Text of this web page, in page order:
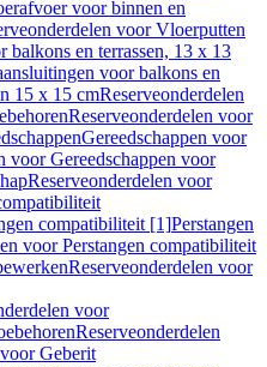
voor binnen en
voor Vloerputten
balkons en terrassen, 13 x 13
voor balkons en
15 x 15 cmReserveonderdelen
Reserveonderdelen voor
Gereedschappen voor
voor Gereedschappen voor
Reserveonderdelen voor
compatibiliteit [1]Perstangen
voor Perstangen compatibiliteit
Reserveonderdelen voor
voor
Reserveonderdelen
Geberit